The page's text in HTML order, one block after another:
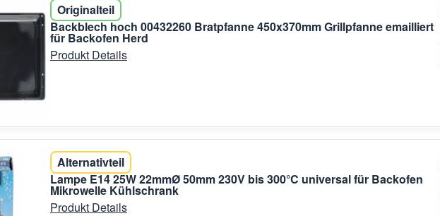
Originalteil
Backblech hoch 00432260 Bratpfanne 450x370mm Grillpfanne emailliert
für Backofen Herd
Produkt Details
Alternativteil
Lampe E14 25W 22mmØ 50mm 230V bis 300°C universal für Backofen
Mikrowelle Kühlschrank
Produkt Details